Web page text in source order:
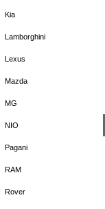
Kia
Lamborghini
Lexus
Mazda
MG
NIO
Pagani
RAM
Rover